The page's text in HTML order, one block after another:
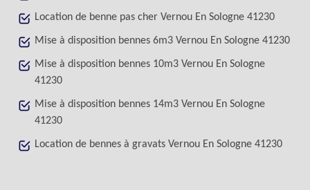
Location de benne pas cher Vernou En Sologne 41230
Mise à disposition bennes 6m3 Vernou En Sologne 41230
Mise à disposition bennes 10m3 Vernou En Sologne
41230
Mise à disposition bennes 14m3 Vernou En Sologne
41230
Location de bennes à gravats Vernou En Sologne 41230